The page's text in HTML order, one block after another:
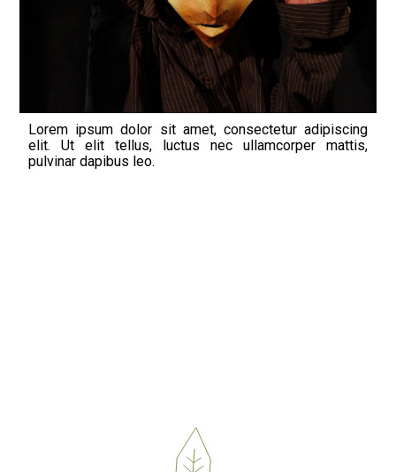
Lorem ipsum dolor sit amet, consectetur adipiscing
elit. Ut elit tellus, luctus nec ullamcorper mattis,
pulvinar dapibus leo.